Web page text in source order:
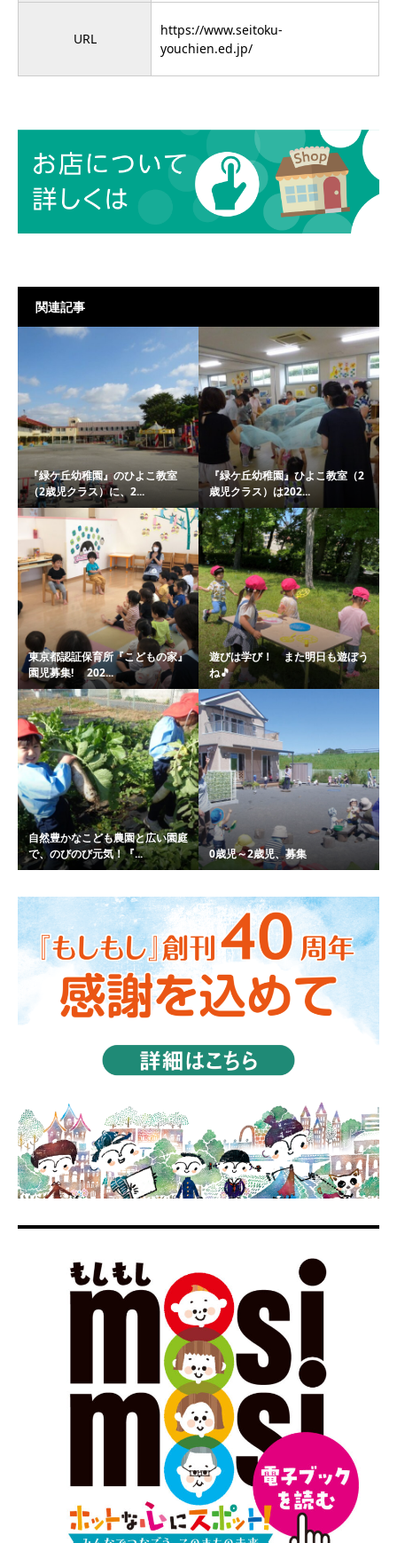
URL
https://www.seitoku-
youchien.ed.jp/
関連記事
『緑ケ丘幼稚園』のひよこ教室
（2歳児クラス）に、2...
『緑ケ丘幼稚園』ひよこ教室（2
歳児クラス）は202...
東京都認証保育所『こどもの家』
園児募集! 202...
遊びは学び！ また明日も遊ぼう
ね🎵
自然豊かなこども農園と広い園庭
で、のびのび元気！『...
0歳児～2歳児、募集